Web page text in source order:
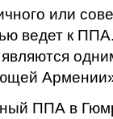
или
ведет к
ППА в